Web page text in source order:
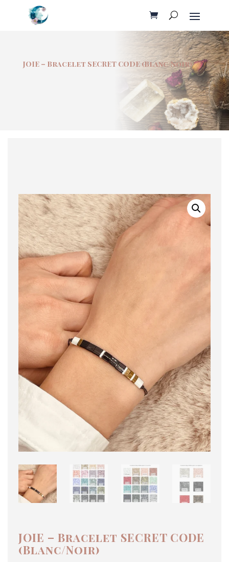
JOIE – Bracelet SECRET CODE (Blanc/Noir)
JOIE – Bracelet SECRET CODE
(Blanc/Noir)